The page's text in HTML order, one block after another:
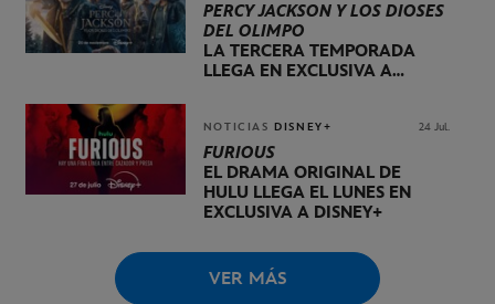
PERCY JACKSON Y LOS DIOSES
DEL OLIMPO
LA TERCERA TEMPORADA
LLEGA EN EXCLUSIVA A
NOTICIAS DISNEY+ 24 Jul.
FURIOUS
EL DRAMA ORIGINAL DE
HULU LLEGA EL LUNES EN
EXCLUSIVA A DISNEY+
VER MÁS